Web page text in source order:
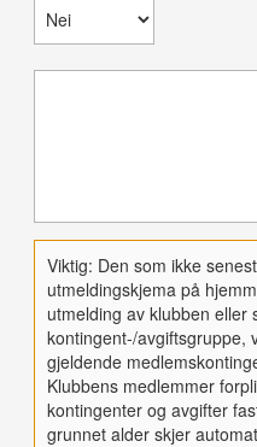
Viktig: Den som ikke
utmeldingskjema på
utmelding av klubben eller
kontingent-/avgiftsgruppe,
gjeldende
Klubbens medlemmer
kontingenter og avgifter
grunnet alder skjer